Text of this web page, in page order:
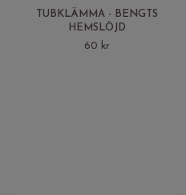
TUBKLÄMMA - BENGTS
HEMSLÖJD
60 kr